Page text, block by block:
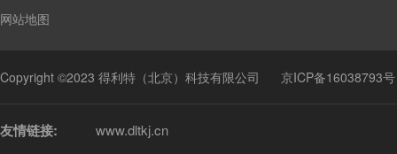
网站地图
Copyright ©2023 得利特（北京）科技有限公司 京ICP备16038793号
友情链接: www.dltkj.cn